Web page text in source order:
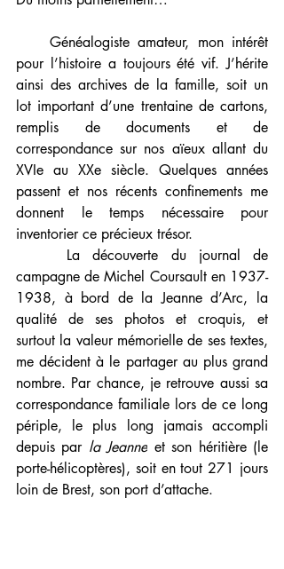
Généalogiste amateur, mon intérêt
pour l’histoire a toujours été vif. J’hérite
ainsi des archives de la famille, soit un
lot important d’une trentaine de cartons,
remplis de documents et de
correspondance sur nos aïeux allant du
XVIe au XXe siècle. Quelques années
passent et nos récents confinements me
donnent le temps nécessaire pour
inventorier ce précieux trésor.
La découverte du journal de
campagne de Michel Coursault en 1937-
1938, à bord de la Jeanne d’Arc, la
qualité de ses photos et croquis, et
surtout la valeur mémorielle de ses textes,
me décident à le partager au plus grand
nombre. Par chance, je retrouve aussi sa
correspondance familiale lors de ce long
périple, le plus long jamais accompli
depuis par la Jeanne et son héritière (le
porte-hélicoptères), soit en tout 271 jours
loin de Brest, son port d’attache.